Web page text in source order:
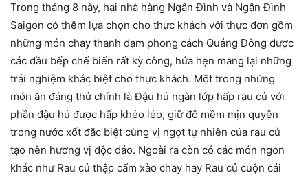
Trong tháng 8 này, hai nhà hàng Ngân Đình và Ngân Đình
Saigon có thêm lựa chọn cho thực khách với thực đơn gồm
những món chay thanh đạm phong cách Quảng Đông được
các đầu bếp chế biến rất kỳ công, hứa hẹn mang lại những
trải nghiệm khác biệt cho thực khách. Một trong những
món ăn đáng thử chính là Đậu hủ ngàn lớp hấp rau củ với
phần đậu hủ được hấp khéo léo, giữ đô mềm mịn quyện
trong nước xốt đặc biệt cùng vị ngọt tự nhiên của rau củ
tạo nên hương vị độc đáo. Ngoài ra còn có các món ngon
khác như Rau củ thập cẩm xào chay hay Rau củ cuộn cải